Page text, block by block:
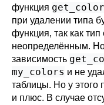
функция
при удалении типа
функция, так как
неопределённым.
зависимость
my_colors и не
таблицы. Но у этого
и плюс. В случае